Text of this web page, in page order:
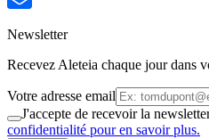
Newsletter
Recevez Aleteia chaque jour dans
Votre adresse email
J'accepte de recevoir la
confidentialité pour en savoir plus.